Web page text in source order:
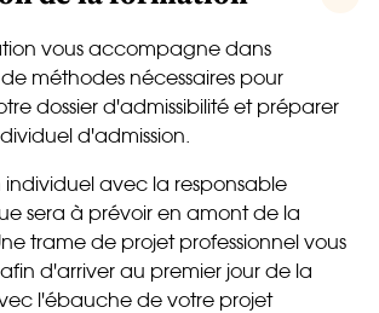
vous accompagne dans
méthodes nécessaires pour
dossier d'admissibilité et préparer
d'admission.
individuel avec la responsable
sera à prévoir en amont de la
trame de projet professionnel vous
d'arriver au premier jour de la
l'ébauche de votre projet